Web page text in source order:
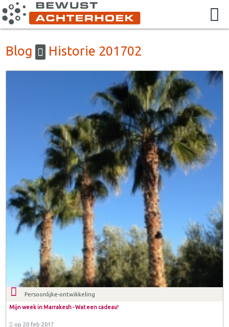
Blog Historie 201702
Persoonlijke-ontwikkeling
Mijn week in Marrakesh - Wat een cadeau!
op 20 feb 2017